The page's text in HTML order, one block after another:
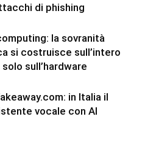
di phishing
la sovranità
si costruisce sull’intero
sull’hardware
in Italia il
vocale con AI